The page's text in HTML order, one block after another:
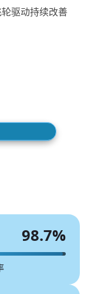
驱动持续改善
98.7%